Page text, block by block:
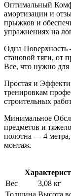
Оптимальный
амортизации и
прыжков и
упражнениях на
Одна
становой тяги, от
Все, что нужно для
Простая и
тренировкам
строительных
Минимальное
предметов и
полотна — 4
монтаж.
Вес
3,08 кг